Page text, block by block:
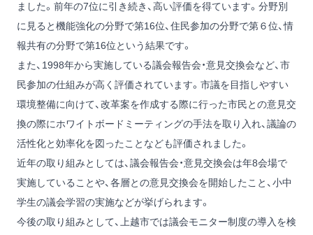
ました。前年の7位に引き続き、高い評価を得ています。分野別
に見ると機能強化の分野で第16位、住民参加の分野で第６位、情
報共有の分野で第16位という結果です。
また、1998年から実施している議会報告会・意見交換会など、市
民参加の仕組みが高く評価されています。市議を目指しやすい
環境整備に向けて、改革案を作成する際に行った市民との意見交
換の際にホワイトボードミーティングの手法を取り入れ、議論の
活性化と効率化を図ったことなども評価されました。
近年の取り組みとしては、議会報告会・意見交換会は年8会場で
実施していることや、各層との意見交換会を開始したこと、小中
学生の議会学習の実施などが挙げられます。
今後の取り組みとして、上越市では議会モニター制度の導入を検